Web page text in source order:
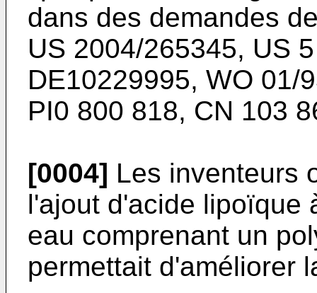
dans des demandes
US 2004/265345, US
DE10229995, WO 01/
PI0 800 818, CN 103
[0004] Les inventeurs
l'ajout d'acide lipoïque
eau comprenant un
permettait d'améliorer